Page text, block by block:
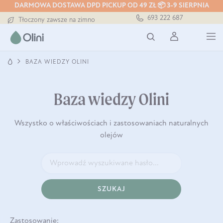
DARMOWA DOSTAWA DPD PICKUP OD 49 ZŁ 📦 3-9 SIERPNIA
Darmowa dostawa od 199 zł
Tłoczony zawsze na zimno
Darmowa dostawa od 199 zł
693 222 687
BAZA WIEDZY OLINI
Baza wiedzy Olini
Wszystko o właściwościach i zastosowaniach naturalnych
olejów
SZUKAJ
Zastosowanie: